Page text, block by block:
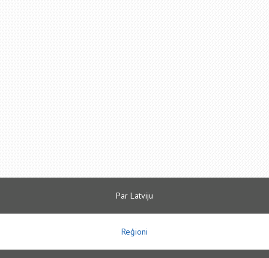
Par Latviju
Reģioni